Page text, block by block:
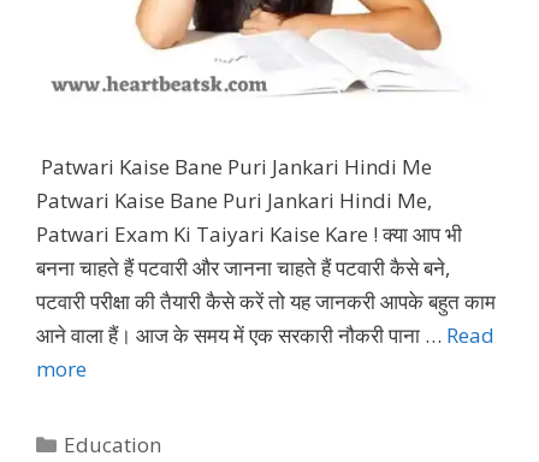
Patwari Kaise Bane Puri Jankari Hindi Me
Patwari Kaise Bane Puri Jankari Hindi Me,
Patwari Exam Ki Taiyari Kaise Kare ! क्या आप भी
बनना चाहते हैं पटवारी और जानना चाहते हैं पटवारी कैसे बने,
पटवारी परीक्षा की तैयारी कैसे करें तो यह जानकरी आपके बहुत काम
आने वाला हैं। आज के समय में एक सरकारी नौकरी पाना … Read
more
Categories
Education